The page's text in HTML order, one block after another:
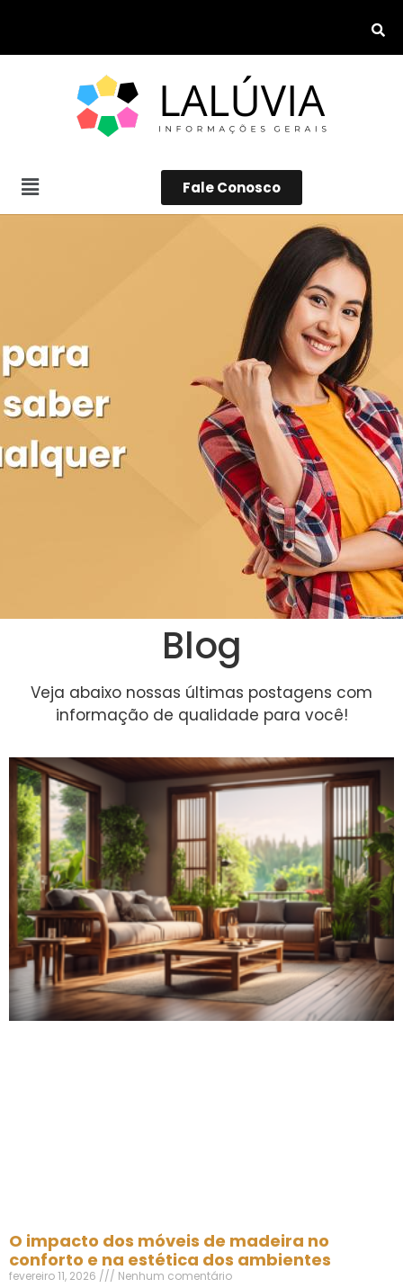
Fale Conosco
Blog
Veja abaixo nossas últimas postagens com
informação de qualidade para você!
O impacto dos móveis de madeira no
conforto e na estética dos ambientes
fevereiro 11, 2026 Nenhum comentário